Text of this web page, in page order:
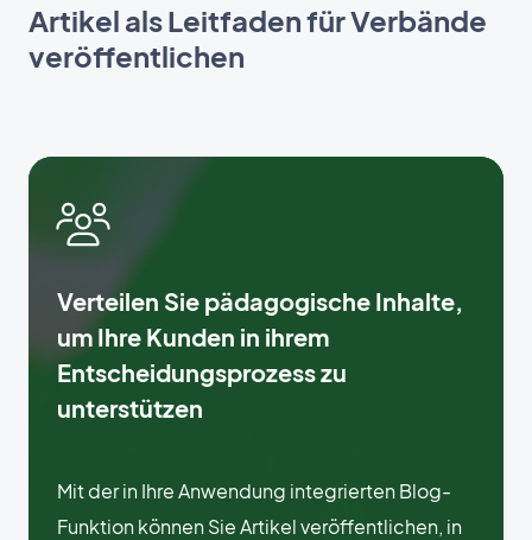
Artikel als Leitfaden für Verbände
veröffentlichen
Verteilen Sie pädagogische Inhalte,
um Ihre Kunden in ihrem
Entscheidungsprozess zu
unterstützen
Mit der in Ihre Anwendung integrierten Blog-
Funktion können Sie Artikel veröffentlichen, in